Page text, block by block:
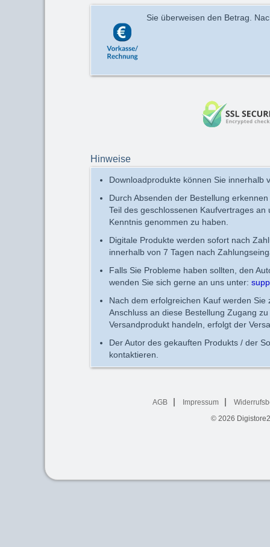
Sie überweisen den Betrag.
Hinweise
Downloadprodukte können Sie innerhalb
Durch Absenden der Bestellung
Teil des geschlossenen Kaufvertrages
Kenntnis genommen zu haben.
Digitale Produkte werden sofort nach
innerhalb von 7 Tagen nach
Falls Sie Probleme haben sollten, den
wenden Sie sich gerne an uns unter:
Nach dem erfolgreichen Kauf werden
Anschluss an diese Bestellung Zugang
Versandprodukt handeln, erfolgt der
Der Autor des gekauften Produkts / der
kontaktieren.
AGB Impressum
© 2026